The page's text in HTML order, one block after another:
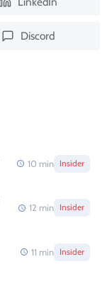
Discord
10 min Insider
12 min Insider
11 min Insider